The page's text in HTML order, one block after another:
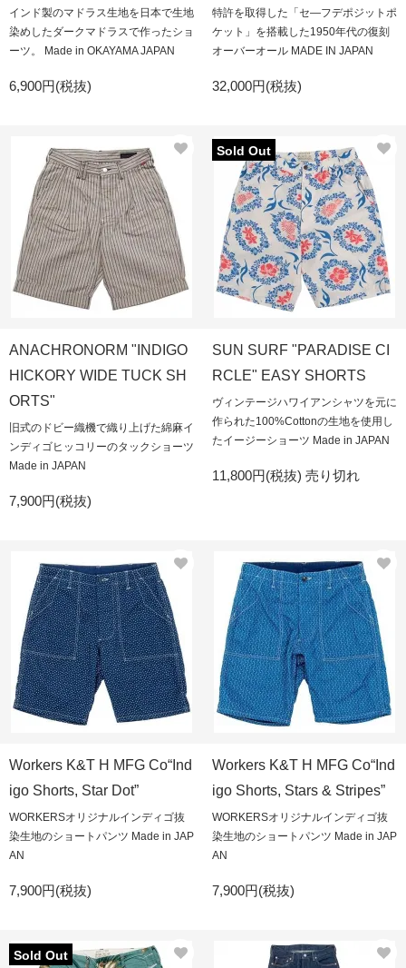
インド製のマドラス生地を日本で生地
染めしたダークマドラスで作ったショ
ーツ。 Made in OKAYAMA JAPAN
6,900円(税抜)
特許を取得した「セ―フデポジットポ
ケット」を搭載した1950年代の復刻
オーバーオール MADE IN JAPAN
32,000円(税抜)
ANACHRONORM "INDIGO
HICKORY WIDE TUCK SH
ORTS"
旧式のドビー織機で織り上げた綿麻イ
ンディゴヒッコリーのタックショーツ
Made in JAPAN
7,900円(税抜)
Sold Out
SUN SURF "PARADISE CI
RCLE" EASY SHORTS
ヴィンテージハワイアンシャツを元に
作られた100%Cottonの生地を使用し
たイージーショーツ Made in JAPAN
11,800円(税抜) 売り切れ
Workers K&T H MFG Co“Ind
igo Shorts, Star Dot”
WORKERSオリジナルインディゴ抜
染生地のショートパンツ Made in JAP
AN
7,900円(税抜)
Workers K&T H MFG Co“Ind
igo Shorts, Stars & Stripes”
WORKERSオリジナルインディゴ抜
染生地のショートパンツ Made in JAP
AN
7,900円(税抜)
Sold Out